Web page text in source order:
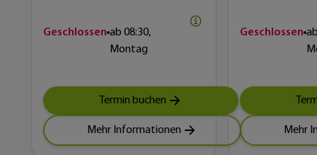
Geschlossen ab 08:30,
Montag
Termin buchen
Mehr Informationen
Geschlossen
Mehr